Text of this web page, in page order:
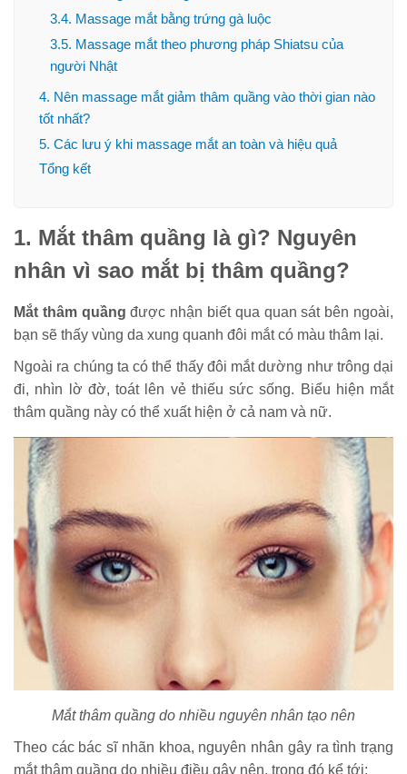
3.4. Massage mắt bằng trứng gà luộc
3.5. Massage mắt theo phương pháp Shiatsu của
người Nhật
4. Nên massage mắt giảm thâm quầng vào thời gian nào
tốt nhất?
5. Các lưu ý khi massage mắt an toàn và hiệu quả
Tổng kết
1. Mắt thâm quầng là gì? Nguyên
nhân vì sao mắt bị thâm quầng?
Mắt thâm quầng được nhận biết qua quan sát bên ngoài,
bạn sẽ thấy vùng da xung quanh đôi mắt có màu thâm lại.
Ngoài ra chúng ta có thể thấy đôi mắt dường như trông dại
đi, nhìn lờ đờ, toát lên vẻ thiếu sức sống. Biểu hiện mắt
thâm quầng này có thể xuất hiện ở cả nam và nữ.
Mắt thâm quầng do nhiều nguyên nhân tạo nên
Theo các bác sĩ nhãn khoa, nguyên nhân gây ra tình trạng
mắt thâm quầng do nhiều điều gây nên, trong đó kể tới: